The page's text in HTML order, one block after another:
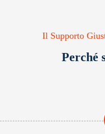
Il Supporto
Perché